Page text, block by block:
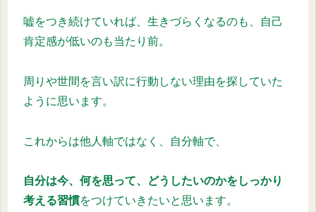
嘘をつき続けていれば、生きづらくなるのも、自己
肯定感が低いのも当たり前。
周りや世間を言い訳に行動しない理由を探していた
ように思います。
これからは他人軸ではなく、自分軸で、
自分は今、何を思って、どうしたいのかをしっかり
考える習慣をつけていきたいと思います。